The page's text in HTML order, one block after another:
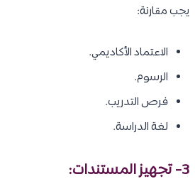
يجب مقارنة:
الاعتماد الأكاديمي.
الرسوم.
فرص التدريب.
لغة الدراسة.
3- تجهيز المستندات: